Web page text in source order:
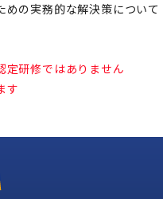
めの実務的な解決策について
研修ではありません
す